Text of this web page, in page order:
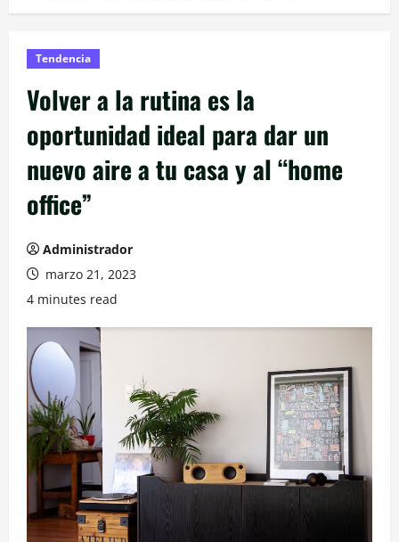
Tendencia
Volver a la rutina es la
oportunidad ideal para dar un
nuevo aire a tu casa y al “home
office”
Administrador
marzo 21, 2023
4 minutes read